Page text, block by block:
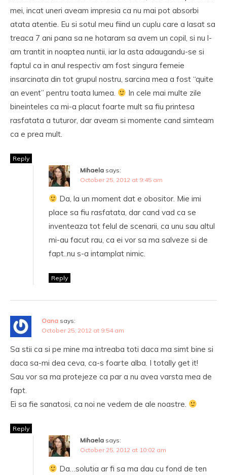
mei, incat uneri aveam impresia ca nu mai pot absorbi
atata atentie. Eu si sotul meu fiind un cuplu care a lasat sa
treaca 7 ani pana sa ne hotaram sa avem un copil, si nu l-
am trantit in noaptea nuntii, iar la asta adaugandu-se si
faptul ca in anul respectiv am fost singura femeie
insarcinata din tot grupul nostru, sarcina mea a fost “quite
an event” pentru toata lumea.
In cele mai multe zile
bineinteles ca mi-a placut foarte mult sa fiu printesa
rasfatata a tuturor, dar aveam si momente cand simteam
ca e prea mult.
Reply
Mihaela says:
October 25, 2012 at 9:45 am
Da, la un moment dat e obositor. Mie imi
place sa fiu rasfatata, dar cand vad ca se
inventeaza tot felul de scenarii, ca unu sau altul
mi-au facut rau, ca ei vor sa ma salveze si de
fapt..nu s-a intamplat nimic.
Reply
Oana says:
October 25, 2012 at 9:54 am
Sa stii ca si pe mine ma intreaba toti daca ma simt bine si
daca sa-mi dea ceva, ca-s foarte alba. I totally get it!
Sau vor sa ma protejeze ca par a nu avea varsta mea de
fapt.
Ei sa fie sanatosi, ca noi ne vedem de ale noastre.
Reply
Mihaela says:
October 25, 2012 at 10:02 am
Da…solutia ar fi sa ma dau cu fond de ten